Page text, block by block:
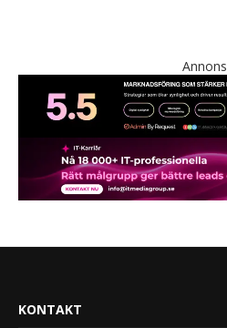
Annons
KONTAKT